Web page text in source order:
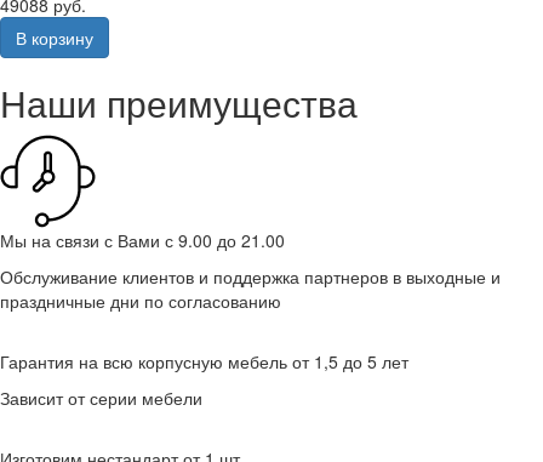
В корзину
Наши преимущества
Мы на связи с Вами с 9.00 до 21.00
Обслуживание клиентов и поддержка партнеров в выходные и
праздничные дни по согласованию
Гарантия на всю корпусную мебель от 1,5 до 5 лет
Зависит от серии мебели